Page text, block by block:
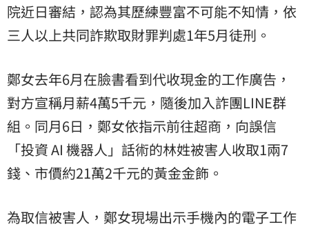
院近日審結，認為其歷練豐富不可能不知情，依
三人以上共同詐欺取財罪判處1年5月徒刑。
鄭女去年6月在臉書看到代收現金的工作廣告，
對方宣稱月薪4萬5千元，隨後加入詐團LINE群
組。同月6日，鄭女依指示前往超商，向誤信
「投資 AI 機器人」話術的林姓被害人收取1兩7
錢、市價約21萬2千元的黃金金飾。
為取信被害人，鄭女現場出示手機內的電子工作